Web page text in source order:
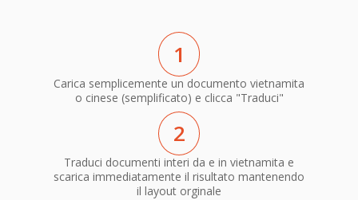
1
Carica semplicemente un documento vietnamita
o cinese (semplificato) e clicca "Traduci"
2
Traduci documenti interi da e in vietnamita e
scarica immediatamente il risultato mantenendo
il layout orginale